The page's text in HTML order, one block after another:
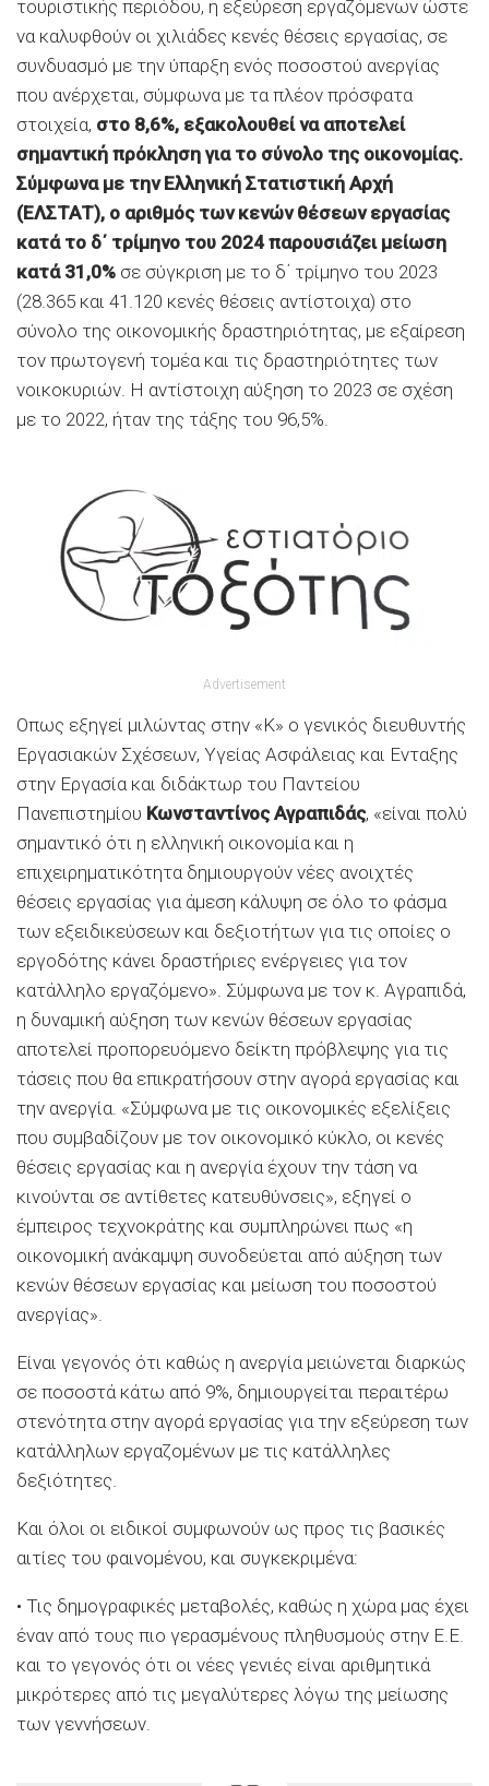
τουριστικής περιόδου, η εξεύρεση εργαζόμενων ώστε
να καλυφθούν οι χιλιάδες κενές θέσεις εργασίας, σε
συνδυασμό με την ύπαρξη ενός ποσοστού ανεργίας
που ανέρχεται, σύμφωνα με τα πλέον πρόσφατα
στοιχεία, στο 8,6%, εξακολουθεί να αποτελεί
σημαντική πρόκληση για το σύνολο της οικονομίας.
Σύμφωνα με την Ελληνική Στατιστική Αρχή
(ΕΛΣΤΑΤ), ο αριθμός των κενών θέσεων εργασίας
κατά το δ΄ τρίμηνο του 2024 παρουσιάζει μείωση
κατά 31,0% σε σύγκριση με το δ΄ τρίμηνο του 2023
(28.365 και 41.120 κενές θέσεις αντίστοιχα) στο
σύνολο της οικονομικής δραστηριότητας, με εξαίρεση
τον πρωτογενή τομέα και τις δραστηριότητες των
νοικοκυριών. Η αντίστοιχη αύξηση το 2023 σε σχέση
με το 2022, ήταν της τάξης του 96,5%.
Advertisement
Οπως εξηγεί μιλώντας στην «Κ» ο γενικός διευθυντής
Εργασιακών Σχέσεων, Υγείας Ασφάλειας και Ενταξης
στην Εργασία και διδάκτωρ του Παντείου
Πανεπιστημίου Κωνσταντίνος Αγραπιδάς, «είναι πολύ
σημαντικό ότι η ελληνική οικονομία και η
επιχειρηματικότητα δημιουργούν νέες ανοιχτές
θέσεις εργασίας για άμεση κάλυψη σε όλο το φάσμα
των εξειδικεύσεων και δεξιοτήτων για τις οποίες ο
εργοδότης κάνει δραστήριες ενέργειες για τον
κατάλληλο εργαζόμενο». Σύμφωνα με τον κ. Αγραπιδά,
η δυναμική αύξηση των κενών θέσεων εργασίας
αποτελεί προπορευόμενο δείκτη πρόβλεψης για τις
τάσεις που θα επικρατήσουν στην αγορά εργασίας και
την ανεργία. «Σύμφωνα με τις οικονομικές εξελίξεις
που συμβαδίζουν με τον οικονομικό κύκλο, οι κενές
θέσεις εργασίας και η ανεργία έχουν την τάση να
κινούνται σε αντίθετες κατευθύνσεις», εξηγεί ο
έμπειρος τεχνοκράτης και συμπληρώνει πως «η
οικονομική ανάκαμψη συνοδεύεται από αύξηση των
κενών θέσεων εργασίας και μείωση του ποσοστού
ανεργίας».
Είναι γεγονός ότι καθώς η ανεργία μειώνεται διαρκώς
σε ποσοστά κάτω από 9%, δημιουργείται περαιτέρω
στενότητα στην αγορά εργασίας για την εξεύρεση των
κατάλληλων εργαζομένων με τις κατάλληλες
δεξιότητες.
Και όλοι οι ειδικοί συμφωνούν ως προς τις βασικές
αιτίες του φαινομένου, και συγκεκριμένα:
• Τις δημογραφικές μεταβολές, καθώς η χώρα μας έχει
έναν από τους πιο γερασμένους πληθυσμούς στην Ε.Ε.
και το γεγονός ότι οι νέες γενιές είναι αριθμητικά
μικρότερες από τις μεγαλύτερες λόγω της μείωσης
των γεννήσεων.